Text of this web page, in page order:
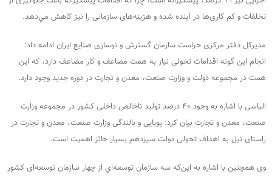
تخلفات و کم کاری‌ها در آینده ‌شده و هزینه‌های سازمانی را نیز کاهش مي‌دهد.
مدیرکل دفتر مرکزی حراست سازمان گسترش و نوسازی صنایع ایران ادامه داد:
انجام این‌ گونه اقدامات تحولی نیاز به همت مضاعف و کار مضاعف دارد، كه این
همت در مجموعه دولت و وزارت صنعت، معدن و تجارت در دوره جدید وجود دارد.
الیاسی با اشاره به وجود ۴۰ درصد تولید ناخالص داخلی کشور در مجموعه وزارت
صنعت، معدن و تجارت بیان کرد: پویایی و بالندگی وزارت صنعت، معدن و تجارت در
راستای نیل به اهداف تحولی دولت سیزدهم بسیار حائز اهمیت است.
وی همچنین با اشاره به این‌که سه سازمان توسعه‌اي از چهار سازمان توسعه‌ای کشور